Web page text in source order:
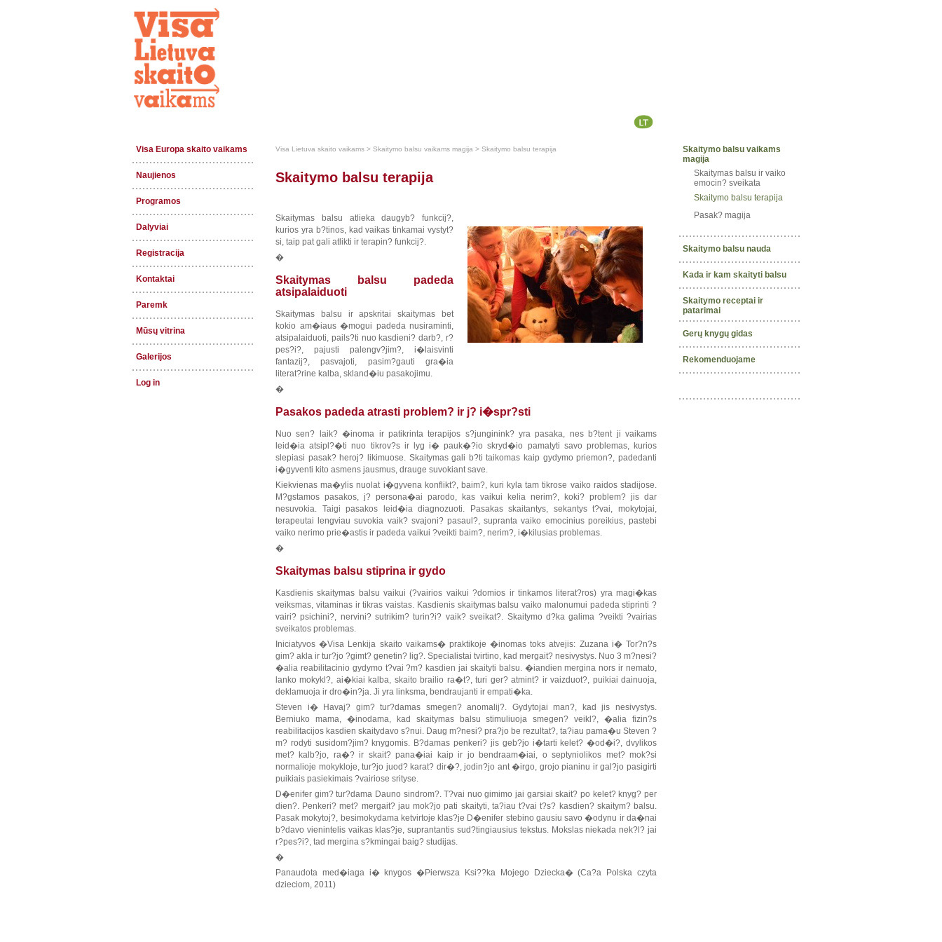
Visa Europa skaito vaikams
Naujienos
Programos
Dalyviai
Registracija
Kontaktai
Paremk
Mūsų vitrina
Galerijos
Log in
Visa Lietuva skaito vaikams > Skaitymo balsu vaikams magija > Skaitymo balsu terapija
Skaitymo balsu terapija
Skaitymas balsu atlieka daugyb? funkcij?,
kurios yra b?tinos, kad vaikas tinkamai vystyt?
si, taip pat gali atlikti ir terapin? funkcij?.
�
Skaitymas balsu padeda
atsipalaiduoti
Skaitymas balsu ir apskritai skaitymas bet
kokio am�iaus �mogui padeda nusiraminti,
atsipalaiduoti, pails?ti nuo kasdieni? darb?, r?
pes?i?, pajusti palengv?jim?, i�laisvinti
fantazij?, pasvajoti, pasim?gauti gra�ia
literat?rine kalba, skland�iu pasakojimu.
�
Pasakos padeda atrasti problem? ir j? i�spr?sti
Nuo sen? laik? �inoma ir patikrinta terapijos s?junginink? yra pasaka, nes b?tent ji vaikams
leid�ia atsipl?�ti nuo tikrov?s ir lyg i� pauk�?io skryd�io pamatyti savo problemas, kurios
slepiasi pasak? heroj? likimuose. Skaitymas gali b?ti taikomas kaip gydymo priemon?, padedanti
i�gyventi kito asmens jausmus, drauge suvokiant save.
Kiekvienas ma�ylis nuolat i�gyvena konflikt?, baim?, kuri kyla tam tikrose vaiko raidos stadijose.
M?gstamos pasakos, j? persona�ai parodo, kas vaikui kelia nerim?, koki? problem? jis dar
nesuvokia. Taigi pasakos leid�ia diagnozuoti. Pasakas skaitantys, sekantys t?vai, mokytojai,
terapeutai lengviau suvokia vaik? svajoni? pasaul?, supranta vaiko emocinius poreikius, pastebi
vaiko nerimo prie�astis ir padeda vaikui ?veikti baim?, nerim?, i�kilusias problemas.
�
Skaitymas balsu stiprina ir gydo
Kasdienis skaitymas balsu vaikui (?vairios vaikui ?domios ir tinkamos literat?ros) yra magi�kas
veiksmas, vitaminas ir tikras vaistas. Kasdienis skaitymas balsu vaiko malonumui padeda stiprinti ?
vairi? psichini?, nervini? sutrikim? turin?i? vaik? sveikat?. Skaitymo d?ka galima ?veikti ?vairias
sveikatos problemas.
Iniciatyvos �Visa Lenkija skaito vaikams� praktikoje �inomas toks atvejis: Zuzana i� Tor?n?s
gim? akla ir tur?jo ?gimt? genetin? lig?. Specialistai tvirtino, kad mergait? nesivystys. Nuo 3 m?nesi?
�alia reabilitacinio gydymo t?vai ?m? kasdien jai skaityti balsu. �iandien mergina nors ir nemato,
lanko mokykl?, ai�kiai kalba, skaito brailio ra�t?, turi ger? atmint? ir vaizduot?, puikiai dainuoja,
deklamuoja ir dro�in?ja. Ji yra linksma, bendraujanti ir empati�ka.
Steven i� Havaj? gim? tur?damas smegen? anomalij?. Gydytojai man?, kad jis nesivystys.
Berniuko mama, �inodama, kad skaitymas balsu stimuliuoja smegen? veikl?, �alia fizin?s
reabilitacijos kasdien skaitydavo s?nui. Daug m?nesi? pra?jo be rezultat?, ta?iau pama�u Steven ?
m? rodyti susidom?jim? knygomis. B?damas penkeri? jis geb?jo i�tarti kelet? �od�i?, dvylikos
met? kalb?jo, ra�? ir skait? pana�iai kaip ir jo bendraam�iai, o septyniolikos met? mok?si
normalioje mokykloje, tur?jo juod? karat? dir�?, jodin?jo ant �irgo, grojo pianinu ir gal?jo pasigirti
puikiais pasiekimais ?vairiose srityse.
D�enifer gim? tur?dama Dauno sindrom?. T?vai nuo gimimo jai garsiai skait? po kelet? knyg? per
dien?. Penkeri? met? mergait? jau mok?jo pati skaityti, ta?iau t?vai t?s? kasdien? skaitym? balsu.
Pasak mokytoj?, besimokydama ketvirtoje klas?je D�enifer stebino gausiu savo �odynu ir da�nai
b?davo vienintelis vaikas klas?je, suprantantis sud?tingiausius tekstus. Mokslas niekada nek?l? jai
r?pes?i?, tad mergina s?kmingai baig? studijas.
�
Panaudota med�iaga i� knygos �Pierwsza Ksi??ka Mojego Dziecka� (Ca?a Polska czyta
dzieciom, 2011)
Skaitymo balsu vaikams
magija
Skaitymas balsu ir vaiko
emocin? sveikata
Skaitymo balsu terapija
Pasak? magija
Skaitymo balsu nauda
Kada ir kam skaityti balsu
Skaitymo receptai ir
patarimai
Gerų knygų gidas
Rekomenduojame